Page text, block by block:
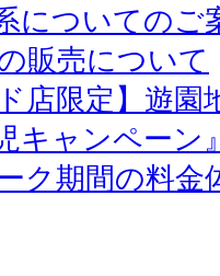
についてのご
販売について
店限定】遊
キャンペーン
ク期間の料金